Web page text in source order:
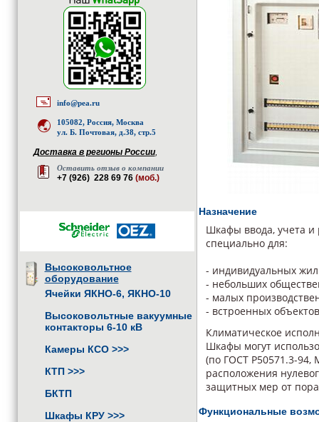
info@pea.ru
105082, Россия, Москва
ул. Б. Почтовая, д.38, стр.5
Доставка в регионы России,
Оставить отзыв о компании
+7 (926) 228 69 76 (моб.)
Высоковольтное
оборудование
Ячейки ЯКНО-6, ЯКНО-10
Высоковольтные вакуумные
контакторы 6-10 кВ
Камеры КСО >>>
КТП >>>
БКТП
Шкафы КРУ >>>
Назначение
Шкафы ввода, учета и
специально для:
- индивидуальных
- небольших
- малых
- встроенных
Климатическое
Шкафы могут
(по ГОСТ Р50571.3-94,
расположения
защитных мер от
Функциональные